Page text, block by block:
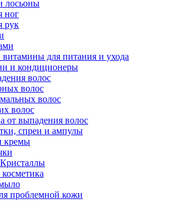
лосьоны
ног
рук
для питания и ухода
и кондиционеры
волос
волос
волос
волос
от выпадения волос
спреи и ампулы
кремы
проблемной кожи